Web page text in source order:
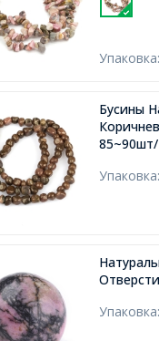
Бусины